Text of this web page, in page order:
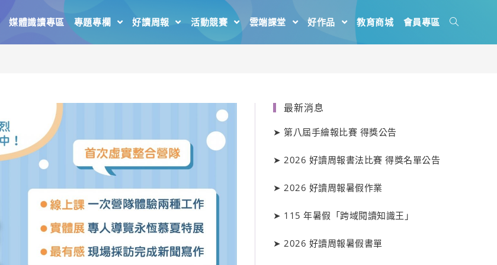
媒體識讀專區 專題專欄 好讀周報 活動競賽 雲端課堂 好作品 教育商城 會員專區
最新消息
➤ 第八屆手繪報比賽 得獎公告
➤ 2026 好讀周報書法比賽 得獎名單公告
➤ 2026 好讀周報暑假作業
➤ 115 年暑假「跨域閱讀知識王」
➤ 2026 好讀周報暑假書單